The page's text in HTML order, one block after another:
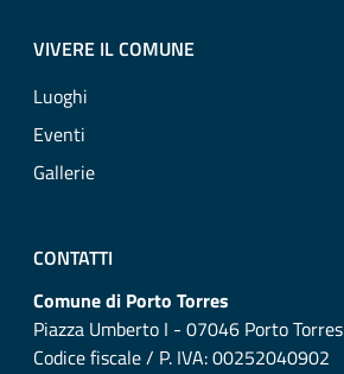
VIVERE IL COMUNE
Luoghi
Eventi
Gallerie
CONTATTI
Comune di Porto Torres
Piazza Umberto I - 07046 Porto Torres
Codice fiscale / P. IVA: 00252040902